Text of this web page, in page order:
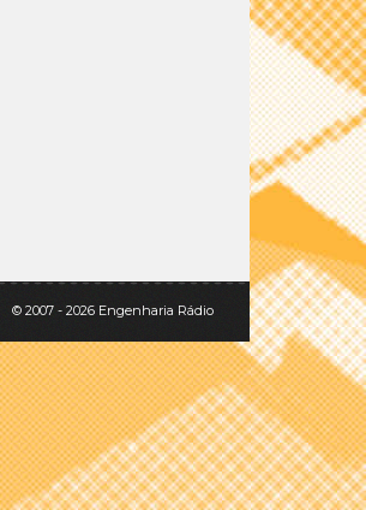
© 2007 - 2026 Engenharia Rádio